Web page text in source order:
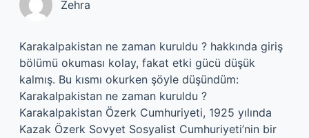
Zehra
Karakalpakistan ne zaman kuruldu ? hakkında giriş
bölümü okuması kolay, fakat etki gücü düşük
kalmış. Bu kısmı okurken şöyle düşündüm:
Karakalpakistan ne zaman kuruldu ?
Karakalpakistan Özerk Cumhuriyeti, 1925 yılında
Kazak Özerk Sovyet Sosyalist Cumhuriyeti’nin bir